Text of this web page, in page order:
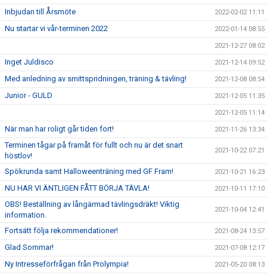
Inbjudan till Årsmöte 2022-02-02 11:11
Nu startar vi vår-terminen 2022 2022-01-14 08:55
2021-12-27 08:02
Inget Juldisco 2021-12-14 09:52
Med anledning av smittspridningen, träning & tävling! 2021-12-08 08:54
Junior - GULD 2021-12-05 11:35
2021-12-05 11:14
När man har roligt går tiden fort! 2021-11-26 13:34
Terminen tågar på framåt för fullt och nu är det snart
höstlov!
2021-10-22 07:21
Spökrunda samt Halloweenträning med GF Fram! 2021-10-21 16:23
NU HAR VI ÄNTLIGEN FÅTT BÖRJA TÄVLA! 2021-10-11 17:10
OBS! Beställning av långärmad tävlingsdräkt! Viktig
information.
2021-10-04 12:41
Fortsätt följa rekommendationer! 2021-08-24 13:57
Glad Sommar! 2021-07-08 12:17
Ny Intresseförfrågan från Prolympia! 2021-05-20 08:13